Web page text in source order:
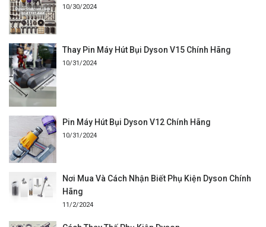
10/30/2024
Thay Pin Máy Hút Bụi Dyson V15 Chính Hãng
10/31/2024
Pin Máy Hút Bụi Dyson V12 Chính Hãng
10/31/2024
Nơi Mua Và Cách Nhận Biết Phụ Kiện Dyson Chính
Hãng
11/2/2024